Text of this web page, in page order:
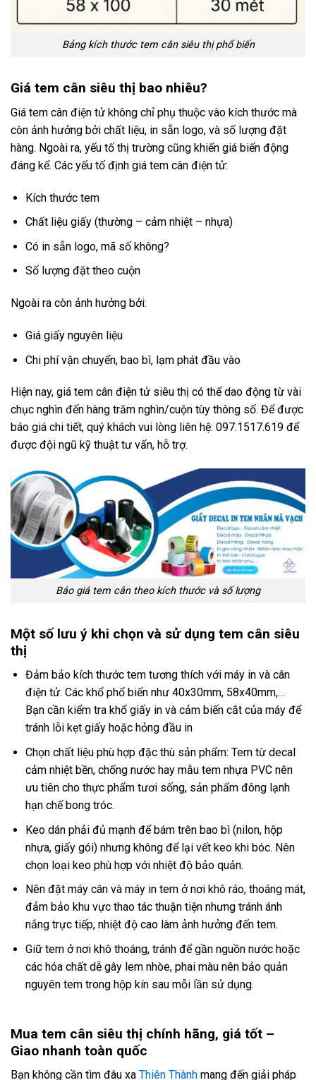
Bảng kích thước tem cân siêu thị phổ biến
Giá tem cân siêu thị bao nhiêu?
Giá tem cân điện tử không chỉ phụ thuộc vào kích thước mà
còn ảnh hưởng bởi chất liệu, in sẵn logo, và số lượng đặt
hàng. Ngoài ra, yếu tố thị trường cũng khiến giá biến động
đáng kể. Các yếu tố định giá tem cân điện tử:
Kích thước tem
Chất liệu giấy (thường – cảm nhiệt – nhựa)
Có in sẵn logo, mã số không?
Số lượng đặt theo cuộn
Ngoài ra còn ảnh hưởng bởi:
Giá giấy nguyên liệu
Chi phí vận chuyển, bao bì, lạm phát đầu vào
Hiện nay, giá tem cân điện tử siêu thị có thể dao động từ vài
chục nghìn đến hàng trăm nghìn/cuộn tùy thông số. Để được
báo giá chi tiết, quý khách vui lòng liên hệ: 097.1517.619 để
được đội ngũ kỹ thuật tư vấn, hỗ trợ.
Báo giá tem cân theo kích thước và số lượng
Một số lưu ý khi chọn và sử dụng tem cân siêu
thị
Đảm bảo kích thước tem tương thích với máy in và cân
điện tử: Các khổ phổ biến như 40x30mm, 58x40mm,…
Bạn cần kiểm tra khổ giấy in và cảm biến cắt của máy để
tránh lỗi kẹt giấy hoặc hỏng đầu in
Chọn chất liệu phù hợp đặc thù sản phẩm: Tem từ decal
cảm nhiệt bền, chống nước hay mẫu tem nhựa PVC nên
ưu tiên cho thực phẩm tươi sống, sản phẩm đông lạnh
hạn chế bong tróc.
Keo dán phải đủ mạnh để bám trên bao bì (nilon, hộp
nhựa, giấy gói) nhưng không để lại vết keo khi bóc. Nên
chọn loại keo phù hợp với nhiệt độ bảo quản.
Nên đặt máy cân và máy in tem ở nơi khô ráo, thoáng mát,
đảm bảo khu vực thao tác thuận tiện nhưng tránh ánh
nắng trực tiếp, nhiệt độ cao làm ảnh hưởng đến tem.
Giữ tem ở nơi khô thoáng, tránh để gần nguồn nước hoặc
các hóa chất dễ gây lem nhòe, phai màu nên bảo quản
nguyên tem trong hộp kín sau mỗi lần sử dụng.
Mua tem cân siêu thị chính hãng, giá tốt –
Giao nhanh toàn quốc
Bạn không cần tìm đâu xa Thiên Thành mang đến giải pháp